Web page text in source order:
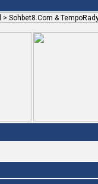
> Sohbet8.Com &